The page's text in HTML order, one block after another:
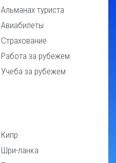
Альманах туриста
Авиабилеты
Страхование
Работа за рубежем
Учеба за рубежем
Кипр
Шри-ланка